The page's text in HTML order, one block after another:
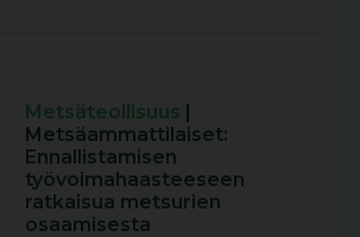
Metsäteollisuus |
Metsäammattilaiset:
Ennallistamisen
työvoimahaasteeseen
ratkaisua metsurien
osaamisesta